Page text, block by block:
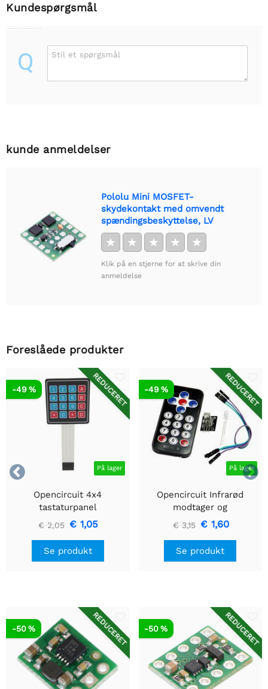
Kundespørgsmål
Q Stil et spørgsmål
kunde anmeldelser
Pololu Mini MOSFET-
skydekontakt med omvendt
spændingsbeskyttelse, LV
★ ★ ★ ★ ★
Klik på en stjerne for at skrive din
anmeldelse
Foreslåede produkter


REDUCERET
På lager
-49 %
Opencircuit 4x4
tastaturpanel
€ 2,05 € 1,05
Se produkt
REDUCERET
På lager
-49 %
Opencircuit Infrarød
modtager og
fjernbetjeningssæt
€ 3,15 € 1,60
Se produkt
REDUCERET
-50 % REDUCERET
-50 %